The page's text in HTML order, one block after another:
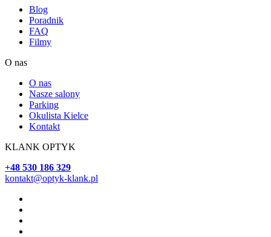
Blog
Poradnik
FAQ
Filmy
O nas
O nas
Nasze salony
Parking
Okulista Kielce
Kontakt
KLANK OPTYK
+48 530 186 329
kontakt@optyk-klank.pl